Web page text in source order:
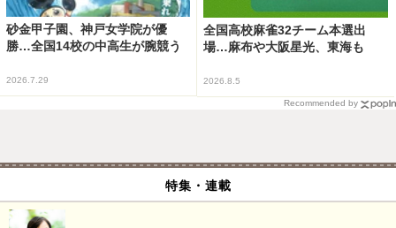
砂金甲子園、神戸女学院が優
勝…全国14校の中高生が腕競う
2026.7.29
全国高校麻雀32チーム本選出
場…麻布や大阪星光、東海も
2026.8.5
Recommended by
特集・連載